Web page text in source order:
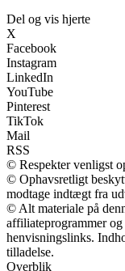
Del og vis hjerte
X
Facebook
Instagram
LinkedIn
YouTube
Pinterest
TikTok
Mail
RSS
© Respekter venligst
© Ophavsretligt
modtage indtægt fra
© Alt materiale på
affiliateprogrammer
henvisningslinks.
tilladelse.
Overblik